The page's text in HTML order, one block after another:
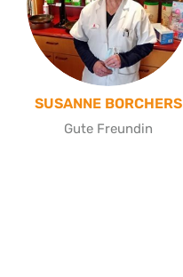
SUSANNE BORCHERS
Gute Freundin